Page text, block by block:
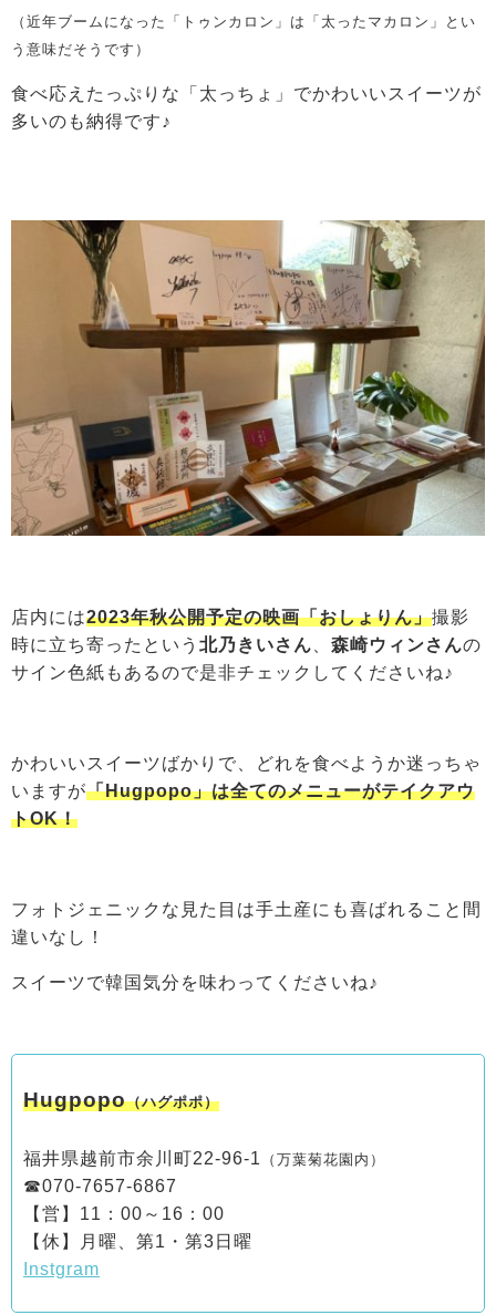
（近年ブームになった「トゥンカロン」は「太ったマカロン」とい
う意味だそうです）
食べ応えたっぷりな「太っちょ」でかわいいスイーツが
多いのも納得です♪
店内には2023年秋公開予定の映画「おしょりん」撮影
時に立ち寄ったという 北乃きいさん 森崎ウィンさんの
サイン色紙もあるので是非チェックしてくださいね♪
かわいいスイーツばかりで、どれを食べようか迷っちゃ
いますが「Hugpopo」は全てのメニューがテイクアウ
トOK！
フォトジェニックな見た目は手土産にも喜ばれること間
違いなし！
スイーツで韓国気分を味わってくださいね♪
Hugpopo（ハグポポ）
福井県越前市余川町22-96-1 （万葉菊花園内）
☎070-7657-6867
【営】11：00～16：00
【休】月曜、第1・第3日曜
Instgram